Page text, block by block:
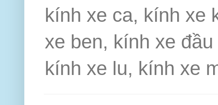
kính xe ca, kính xe
xe ben, kính xe
kính xe lu, kính xe